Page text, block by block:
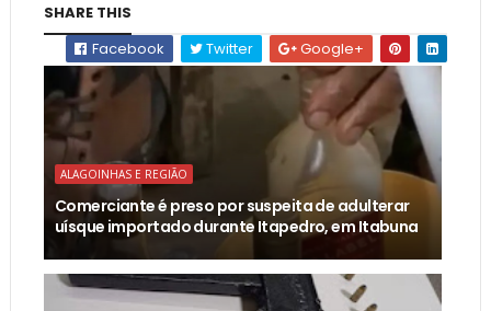
SHARE THIS
Facebook
Twitter Google+
ALAGOINHAS E REGIÃO
Comerciante é preso por suspeita de adulterar
uísque importado durante Itapedro, em Itabuna